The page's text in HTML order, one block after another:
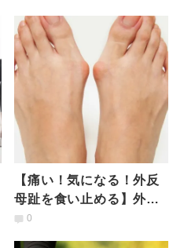
ストレッチ」
【痛い！気になる！外反
母趾を食い止める】外反
母趾外来にいた理学療法
0